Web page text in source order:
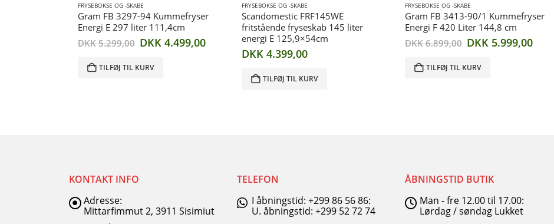
FRYSEBOKSE OG -SKABE
Gram FB 3297-94 Kummefryser
Energi E 297 liter 111,4cm
DKK5.299,00 Den
oprindelige
pris
var:
DKK 4.499,00Den
aktuelle
DKK 4.499,00.
TILFØJ TIL KURV
FRYSEBOKSE OG -SKABE
Scandomestic FRF145WE
fritstående fryseskab 145 liter
energi E 125,9×54cm
DKK 4.399,00
TILFØJ TIL KURV
FRYSEBOKSE OG -SKABE
Gram FB 3413-90/1 Kummefryser
Energi F 420 Liter 144,8 cm
DKK6.899,00 Den
oprindelige
pris
var:
DKK 5.999,00Den
TILFØJ TIL KURV
KONTAKT INFO
Adresse:
Mittarfimmut 2, 3911 Sisimiut
TELEFON
I åbningstid: +299 86 56 86:
U. åbningstid: +299 52 72 74
ÅBNINGSTID BUTIK
Man - fre 12.00 til 17.00:
Lørdag / søndag Lukket